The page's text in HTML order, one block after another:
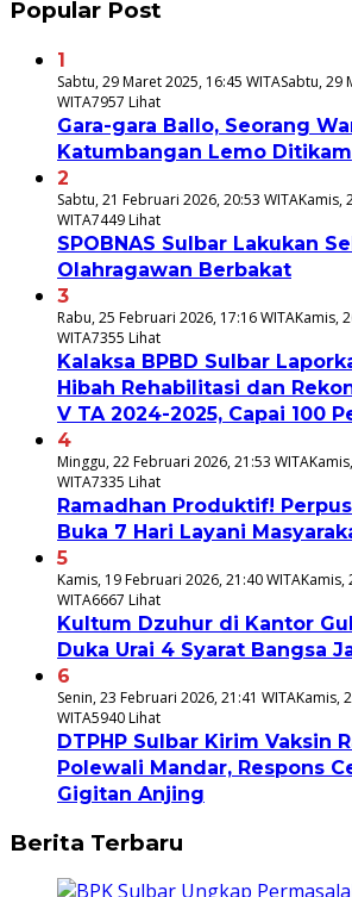
Popular Post
1
Sabtu, 29 Maret 2025, 16:45 WITASabtu, 29
WITA7957 Lihat
Gara-gara Ballo, Seorang
Katumbangan Lemo Ditikam
2
Sabtu, 21 Februari 2026, 20:53 WITAKamis,
WITA7449 Lihat
SPOBNAS Sulbar Lakukan
Olahragawan Berbakat
3
Rabu, 25 Februari 2026, 17:16 WITAKamis,
WITA7355 Lihat
Kalaksa BPBD Sulbar
Hibah Rehabilitasi dan
V TA 2024-2025, Capai 100
4
Minggu, 22 Februari 2026, 21:53 WITA
WITA7335 Lihat
Ramadhan Produktif!
Buka 7 Hari Layani
5
Kamis, 19 Februari 2026, 21:40 WITAKamis,
WITA6667 Lihat
Kultum Dzuhur di Kantor
Duka Urai 4 Syarat Bangsa
6
Senin, 23 Februari 2026, 21:41 WITAKamis,
WITA5940 Lihat
DTPHP Sulbar Kirim Vaksin
Polewali Mandar, Respons
Gigitan Anjing
Berita Terbaru